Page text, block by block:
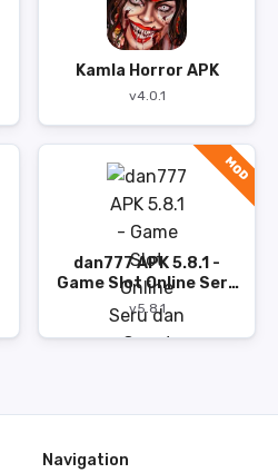
Kamla Horror APK
v4.0.1
MOD
dan777 APK 5.8.1 -
Game Slot Online Seru
dan Cepat
v5.8.1
Navigation